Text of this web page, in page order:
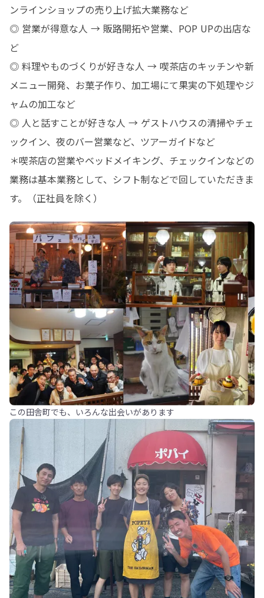
ンラインショップの売り上げ拡大業務など
◎ 営業が得意な人 → 販路開拓や営業、POP UPの出店な
ど
◎ 料理やものづくりが好きな人 → 喫茶店のキッチンや新
メニュー開発、お菓子作り、加工場にて果実の下処理やジ
ャムの加工など
◎ 人と話すことが好きな人 → ゲストハウスの清掃やチェ
ックイン、夜のバー営業など、ツアーガイドなど
＊喫茶店の営業やベッドメイキング、チェックインなどの
業務は基本業務として、シフト制などで回していただきま
す。（正社員を除く）
この田舎町でも、いろんな出会いがあります